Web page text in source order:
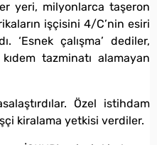
yeri, milyonlarca taşeron
işçisini 4/C’nin esiri
‘Esnek çalışma’ dediler,
tazminatı alamayan
Özel istihdam
kiralama yetkisi verdiler.